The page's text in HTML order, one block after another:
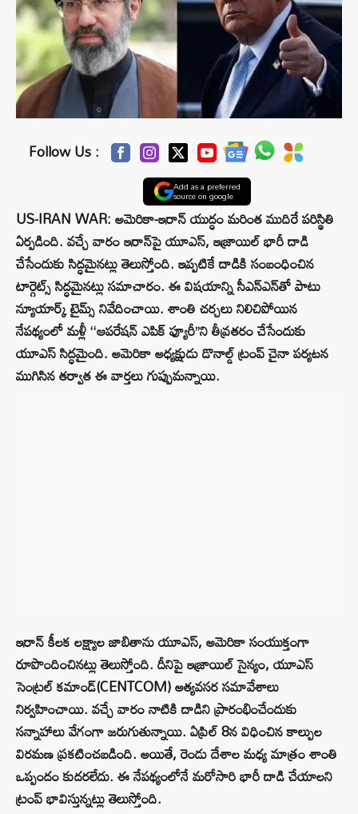
Follow Us :
Add as a preferred
source on google
US-IRAN WAR: అమెరికా-ఇరాన్ యుద్ధం మరింత ముదిరే పరిస్థితి
ఏర్పడింది. వచ్చే వారం ఇరాన్‌పై యూఎస్, ఇజ్రాయిల్ భారీ దాడి
చేసేందుకు సిద్ధమైనట్లు తెలుస్తోంది. ఇప్పటికే దాడికి సంబంధించిన
టార్గెట్స్ సిద్ధమైనట్లు సమాచారం. ఈ విషయాన్ని సీఎన్ఎన్‌తో పాటు
న్యూయార్క్ టైమ్స్ నివేదించాయి. శాంతి చర్చలు నిలిచిపోయిన
నేపథ్యంలో మళ్లీ ‘‘ఆపరేషన్ ఎపిక్ ఫ్యూరీ’’ని తీవ్రతరం చేసేందుకు
యూఎస్ సిద్ధమైంది. అమెరికా అధ్యక్షుడు డొనాల్డ్ ట్రంప్ చైనా పర్యటన
ముగిసిన తర్వాత ఈ వార్తలు గుప్పుమన్నాయి.
ఇరాన్ కీలక లక్ష్యాల జాబితాను యూఎస్, అమెరికా సంయుక్తంగా
రూపొందించినట్లు తెలుస్తోంది. దీనిపై ఇజ్రాయిల్ సైన్యం, యూఎస్
సెంట్రల్ కమాండ్(CENTCOM) అత్యవసర సమావేశాలు
నిర్వహించాయి. వచ్చే వారం నాటికి దాడిని ప్రారంభించేందుకు
సన్నాహాలు వేగంగా జరుగుతున్నాయి. ఏప్రిల్ 8న విధించిన కాల్పుల
విరమణ ప్రకటించబడింది. అయితే, రెండు దేశాల మధ్య మాత్రం శాంతి
ఒప్పందం కుదరలేదు. ఈ నేపథ్యంలోనే మరోసారి భారీ దాడి చేయాలని
ట్రంప్ భావిస్తున్నట్లు తెలుస్తోంది.